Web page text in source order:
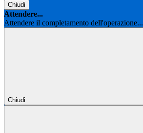
Chiudi
Attendere...
Attendere il completamento dell'operazione...
Chiudi